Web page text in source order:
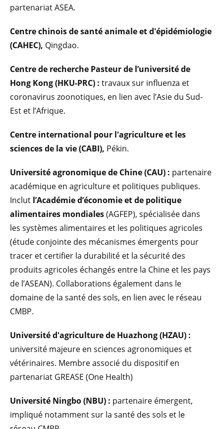
partenariat ASEA.
Centre chinois de santé animale et d'épidémiologie
(CAHEC), Qingdao.
Centre de recherche Pasteur de l’université de
Hong Kong (HKU-PRC) : travaux sur influenza et
coronavirus zoonotiques, en lien avec l’Asie du Sud-
Est et l’Afrique.
Centre international pour l'agriculture et les
sciences de la vie (CABI), Pékin.
Université agronomique de Chine(CAU) : partenaire
académique en agriculture et politiques publiques.
Inclut l’Académie d’économie et de politique
alimentaires mondiales(AGFEP), spécialisée dans
les systèmes alimentaires et les politiques agricoles
(étude conjointe des mécanismes émergents pour
tracer et certifier la durabilité et la sécurité des
produits agricoles échangés entre la Chine et les pays
de l’ASEAN). Collaborations également dans le
domaine de la santé des sols, en lien avec le réseau
CMBP.
Université d'agriculture de Huazhong(HZAU) :
université majeure en sciences agronomiques et
vétérinaires. Membre associé du dispositif en
partenariat GREASE (One Health)
Université Ningbo (NBU) : partenaire émergent,
impliqué notamment sur la santé des sols et le